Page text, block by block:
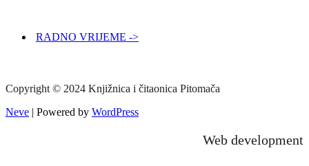
RADNO VRIJEME ->
Copyright © 2024 Knjižnica i čitaonica Pitomača
Neve | Powered by WordPress
Web development